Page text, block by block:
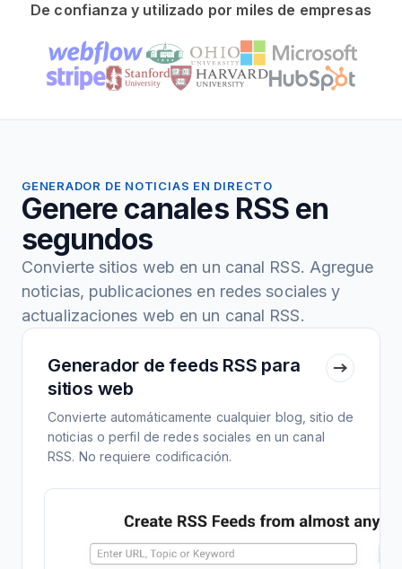
De confianza y utilizado por miles de empresas
GENERADOR DE NOTICIAS EN DIRECTO
Genere canales RSS en
segundos
Convierte sitios web en un canal RSS. Agregue
noticias, publicaciones en redes sociales y
actualizaciones web en un canal RSS.
Generador de feeds RSS para
sitios web
Convierte automáticamente cualquier blog, sitio de
noticias o perfil de redes sociales en un canal
RSS. No requiere codificación.